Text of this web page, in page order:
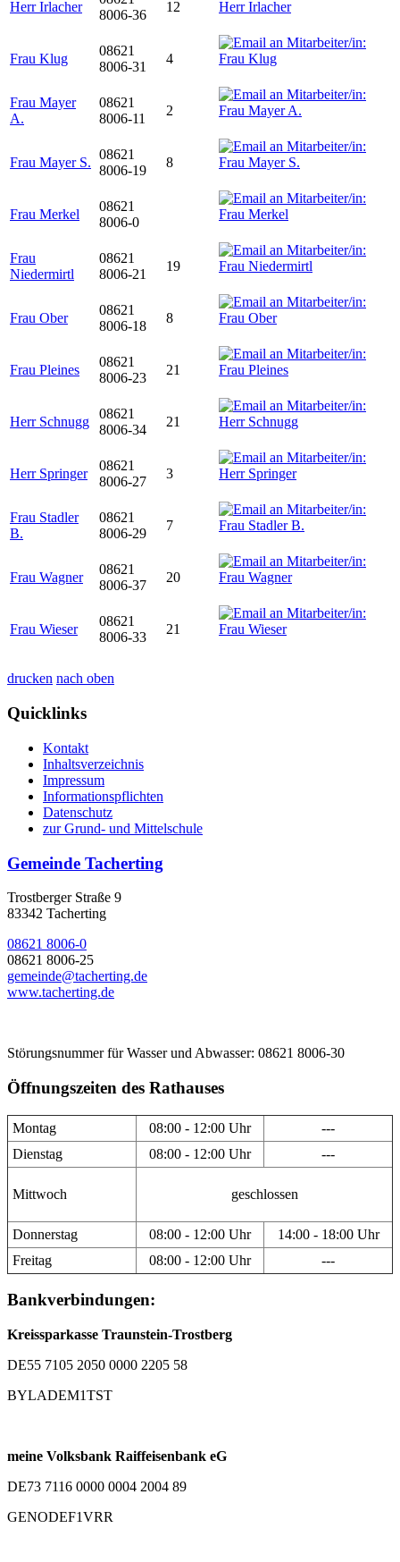
Herr Irlacher
8006-36
12
Frau Klug
08621
8006-31
4
Frau Mayer
A.
08621
8006-11
2
Frau Mayer S.
08621
8006-19
8
Frau Merkel
08621
8006-0
Frau
Niedermirtl
08621
8006-21
19
Frau Ober
08621
8006-18
8
Frau Pleines
08621
8006-23
21
Herr Schnugg
08621
8006-34
21
Herr Springer
08621
8006-27
3
Frau Stadler
B.
08621
8006-29
7
Frau Wagner
08621
8006-37
20
Frau Wieser
08621
8006-33
21
drucken nach oben
Quicklinks
Kontakt
Inhaltsverzeichnis
Impressum
Informationspflichten
Datenschutz
zur Grund- und Mittelschule
Gemeinde Tacherting
Trostberger Straße 9
83342 Tacherting
08621 8006-0
08621 8006-25
gemeinde@tacherting.de
www.tacherting.de
Störungsnummer für Wasser und Abwasser: 08621 8006-30
Öffnungszeiten des Rathauses
Montag 08:00 - 12:00 Uhr
---
Dienstag
08:00 - 12:00 Uhr ---
Mittwoch geschlossen
Donnerstag 08:00 - 12:00 Uhr
14:00 - 18:00 Uhr
Freitag
08:00 - 12:00 Uhr ---
Bankverbindungen:
Kreissparkasse Traunstein-Trostberg
DE55 7105 2050 0000 2205 58
BYLADEM1TST
meine Volksbank Raiffeisenbank eG
DE73 7116 0000 0004 2004 89
GENODEF1VRR